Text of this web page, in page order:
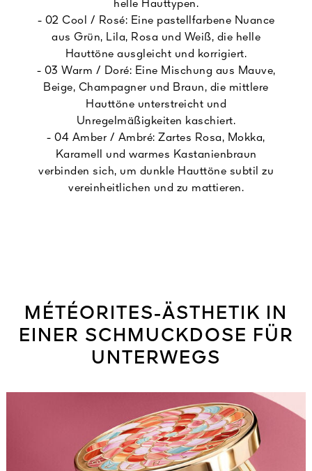
helle Hauttypen.
- 02 Cool / Rosé: Eine pastellfarbene Nuance
aus Grün, Lila, Rosa und Weiß, die helle
Hauttöne ausgleicht und korrigiert.
- 03 Warm / Doré: Eine Mischung aus Mauve,
Beige, Champagner und Braun, die mittlere
Hauttöne unterstreicht und
Unregelmäßigkeiten kaschiert.
- 04 Amber / Ambré: Zartes Rosa, Mokka,
Karamell und warmes Kastanienbraun
verbinden sich, um dunkle Hauttöne subtil zu
vereinheitlichen und zu mattieren.
MÉTÉORITES-ÄSTHETIK IN
EINER SCHMUCKDOSE FÜR
UNTERWEGS